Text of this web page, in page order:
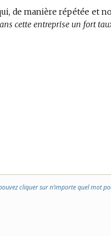
de manière répétée et
cette entreprise un fort
cliquer sur n’importe quel mot